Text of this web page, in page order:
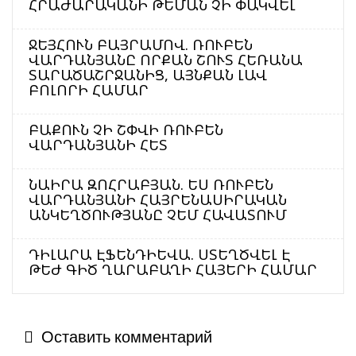
ՀՐԱԺԱՐԱԿԱՆԻ ԹԵՄԱՆ ՉԻ ՓԱԿՎԵԼ
ՋԵՅՀՈՒՆ ԲԱՅՐԱՄՈՎ. ՌՈՒԲԵՆ
ՎԱՐԴԱՆՅԱՆԸ ՈՐՔԱՆ ՇՈՒՏ ՀԵՌԱՆԱ
ՏԱՐԱԾԱՇՐՋԱՆԻՑ, ԱՅՆՔԱՆ ԼԱՎ
ԲՈԼՈՐԻ ՀԱՄԱՐ
ԲԱՔՈՒՆ ՉԻ ՇՓՎԻ ՌՈՒԲԵՆ
ՎԱՐԴԱՆՅԱՆԻ ՀԵՏ
ՆԱԻՐԱ ԶՈՀՐԱԲՅԱՆ. ԵՍ ՌՈՒԲԵՆ
ՎԱՐԴԱՆՅԱՆԻ ՀԱՅՐԵՆԱՍԻՐԱԿԱՆ
ԱՆԿԵՂԾՈՒԹՅԱՆԸ ՉԵՄ ՀԱՎԱՏՈՒՄ
ԴԻԼԱՐԱ ԷՖԵՆԴԻԵՎԱ. ՍՏԵՂԾՎԵԼ Է
ԹԵԺ ԳԻԾ ՂԱՐԱԲԱՂԻ ՀԱՅԵՐԻ ՀԱՄԱՐ
Оставить комментарий